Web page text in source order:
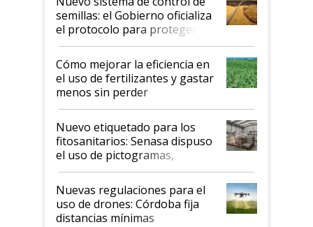
semillas: el Gobierno oficializa
el protocolo para proteger la
propiedad intelectual
Cómo mejorar la eficiencia en
el uso de fertilizantes y gastar
menos sin perder
productividad en la campaña
fina
Nuevo etiquetado para los
fitosanitarios: Senasa dispuso
el uso de pictogramas,
palabras de advertencia e
indicaciones
Nuevas regulaciones para el
uso de drones: Córdoba fija
distancias mínimas